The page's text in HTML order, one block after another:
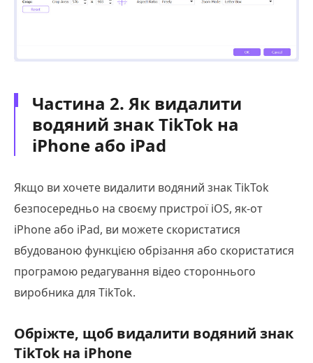
Частина 2. Як видалити
водяний знак TikTok на
iPhone або iPad
Якщо ви хочете видалити водяний знак TikTok
безпосередньо на своєму пристрої iOS, як-от
iPhone або iPad, ви можете скористатися
вбудованою функцією обрізання або скористатися
програмою редагування відео стороннього
виробника для TikTok.
Обріжте, щоб видалити водяний знак
TikTok на iPhone